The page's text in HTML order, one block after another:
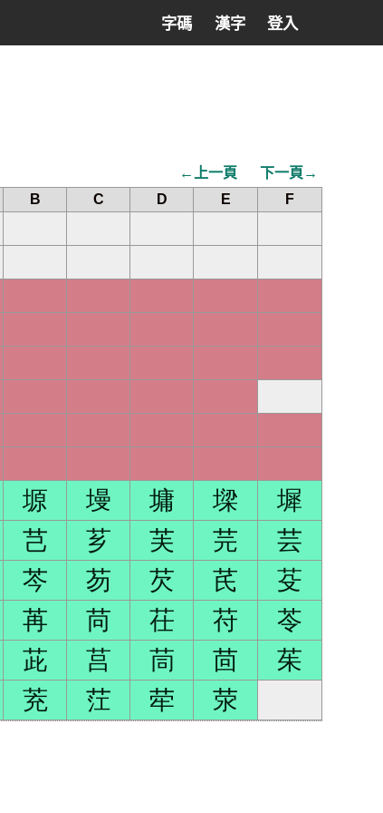
字碼 漢字 登入
←上一頁
下一頁→
B C D E
F
塬 墁 墉 墚 墀
芑 芗 芙 芫 芸
芩 芴 芡 芪 芟
苒 苘 茌 苻 苓
茈 莒 茼 茴 茱
茺 茳 荦 荥